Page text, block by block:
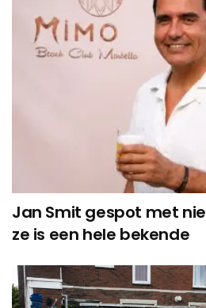
Jan Smit gespot met
ze is een hele bekende